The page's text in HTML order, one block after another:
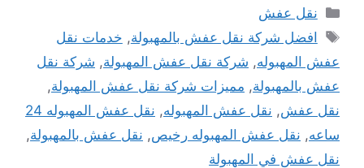
التصنيفات
نقل عفش
الوسوم
افضل شركة نقل عفش بالمهبولة, خدمات نقل
عفش المهبوله, شركة نقل عفش المهبولة, شركة نقل
عفش بالمهبولة, مميزات شركة نقل عفش المهبولة,
نقل عفش, نقل عفش المهبوله,
نقل عفش المهبوله 24
ساعه, نقل عفش المهبوله رخيص, نقل عفش بالمهبولة,
نقل عفش في المهبولة